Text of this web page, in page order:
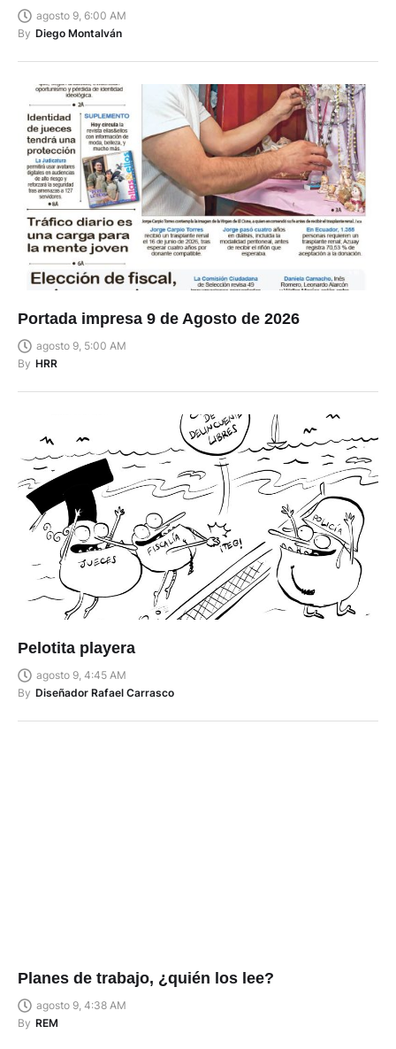
agosto 9, 6:00 AM
By Diego Montalván
Portada impresa 9 de Agosto de 2026
agosto 9, 5:00 AM
By HRR
Pelotita playera
agosto 9, 4:45 AM
By Diseñador Rafael Carrasco
Planes de trabajo, ¿quién los lee?
agosto 9, 4:38 AM
By REM